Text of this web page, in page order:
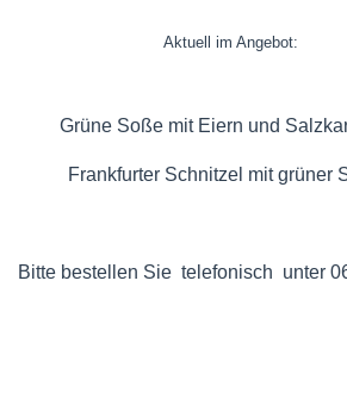
Aktuell im Angebot:
Grüne Soße mit Eiern und
Frankfurter Schnitzel mit grüner
Bitte bestellen Sie telefonisch unter